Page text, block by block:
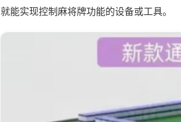
就能实现控制麻将牌功能的设备或工具。